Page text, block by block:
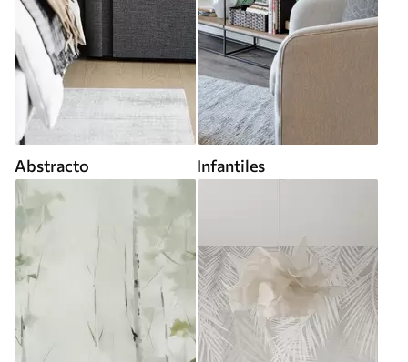
Abstracto Infantiles